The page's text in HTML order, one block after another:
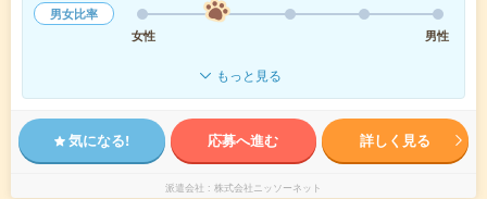
男女比率
女性
男性
もっと見る
気になる! 応募へ進む 詳しく見る
派遣会社 株式会社ニッソーネット